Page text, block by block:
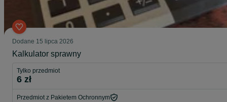
Dodane 15 lipca 2026
Kalkulator sprawny
Tylko przedmiot
6 zł
Przedmiot z Pakietem Ochronnym